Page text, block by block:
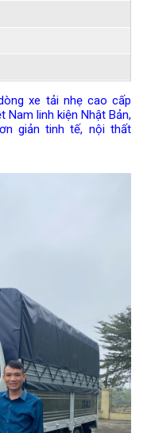
xe tải nhẹ cao cấp
Nam linh kiện Nhật Bản,
giản tinh tế, nội thất